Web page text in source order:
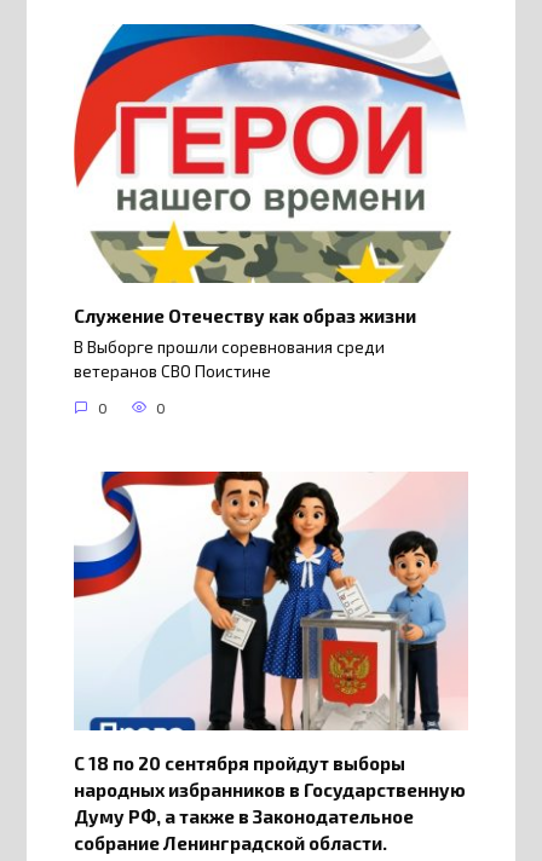
Служение Отечеству как образ жизни
В Выборге прошли соревнования среди
ветеранов СВО Поистине
0 0
С 18 по 20 сентября пройдут выборы
народных избранников в Государственную
Думу РФ, а также в Законодательное
собрание Ленинградской области.